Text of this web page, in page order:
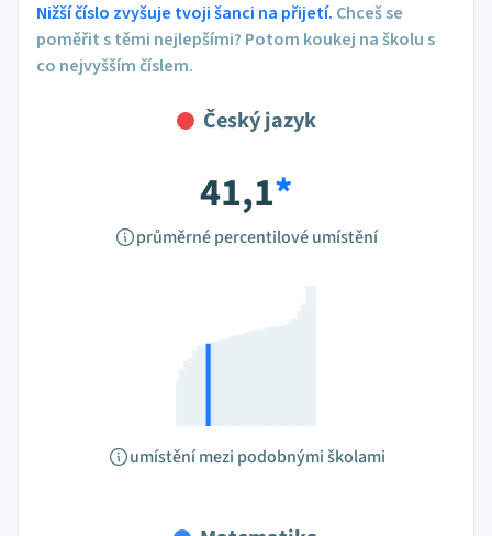
Nižší číslo zvyšuje tvoji šanci na přijetí. Chceš se
poměřit s těmi nejlepšími? Potom koukej na školu s
co nejvyšším číslem.
Český jazyk
41,1*
průměrné percentilové umístění
umístění mezi podobnými školami